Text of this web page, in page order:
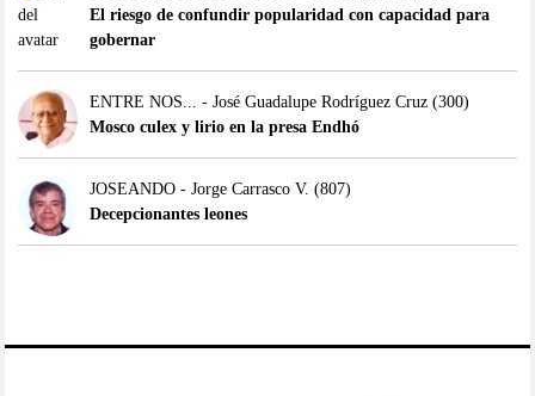
El riesgo de confundir popularidad con capacidad para
gobernar
ENTRE NOS... - José Guadalupe Rodríguez Cruz(300)
Mosco culex y lirio en la presa Endhó
JOSEANDO - Jorge Carrasco V. (807)
Decepcionantes leones